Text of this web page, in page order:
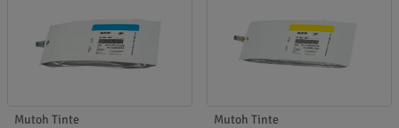
Mutoh Tinte Mutoh Tinte